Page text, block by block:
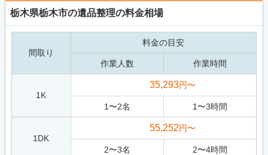
栃木県栃木市の遺品整理の料金相場
間取り
料金の目安
作業人数 作業時間
1K
35,293円〜
1 〜2名 1 〜3時間
1DK
55,252円〜
2〜3名 2〜4時間